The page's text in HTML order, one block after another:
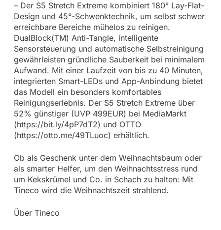
– Der S5 Stretch Extreme kombiniert 180° Lay-Flat-
Design und 45°-Schwenktechnik, um selbst schwer
erreichbare Bereiche mühelos zu reinigen.
DualBlock(TM) Anti-Tangle, intelligente
Sensorsteuerung und automatische Selbstreinigung
gewährleisten gründliche Sauberkeit bei minimalem
Aufwand. Mit einer Laufzeit von bis zu 40 Minuten,
integrierten Smart-LEDs und App-Anbindung bietet
das Modell ein besonders komfortables
Reinigungserlebnis. Der S5 Stretch Extreme über
52% günstiger (UVP 499EUR) bei MediaMarkt
(https://bit.ly/4pP7dT2) und OTTO
(https://otto.me/49TLuoc) erhältlich.
Ob als Geschenk unter dem Weihnachtsbaum oder
als smarter Helfer, um den Weihnachtsstress rund
um Kekskrümel und Co. in Schach zu halten: Mit
Tineco wird die Weihnachtszeit strahlend.
Über Tineco